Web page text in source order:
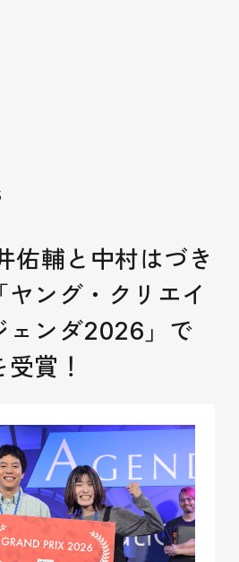
佑輔と中村はづき
ヤング・クリエイ
ェンダ2026」で
賞！